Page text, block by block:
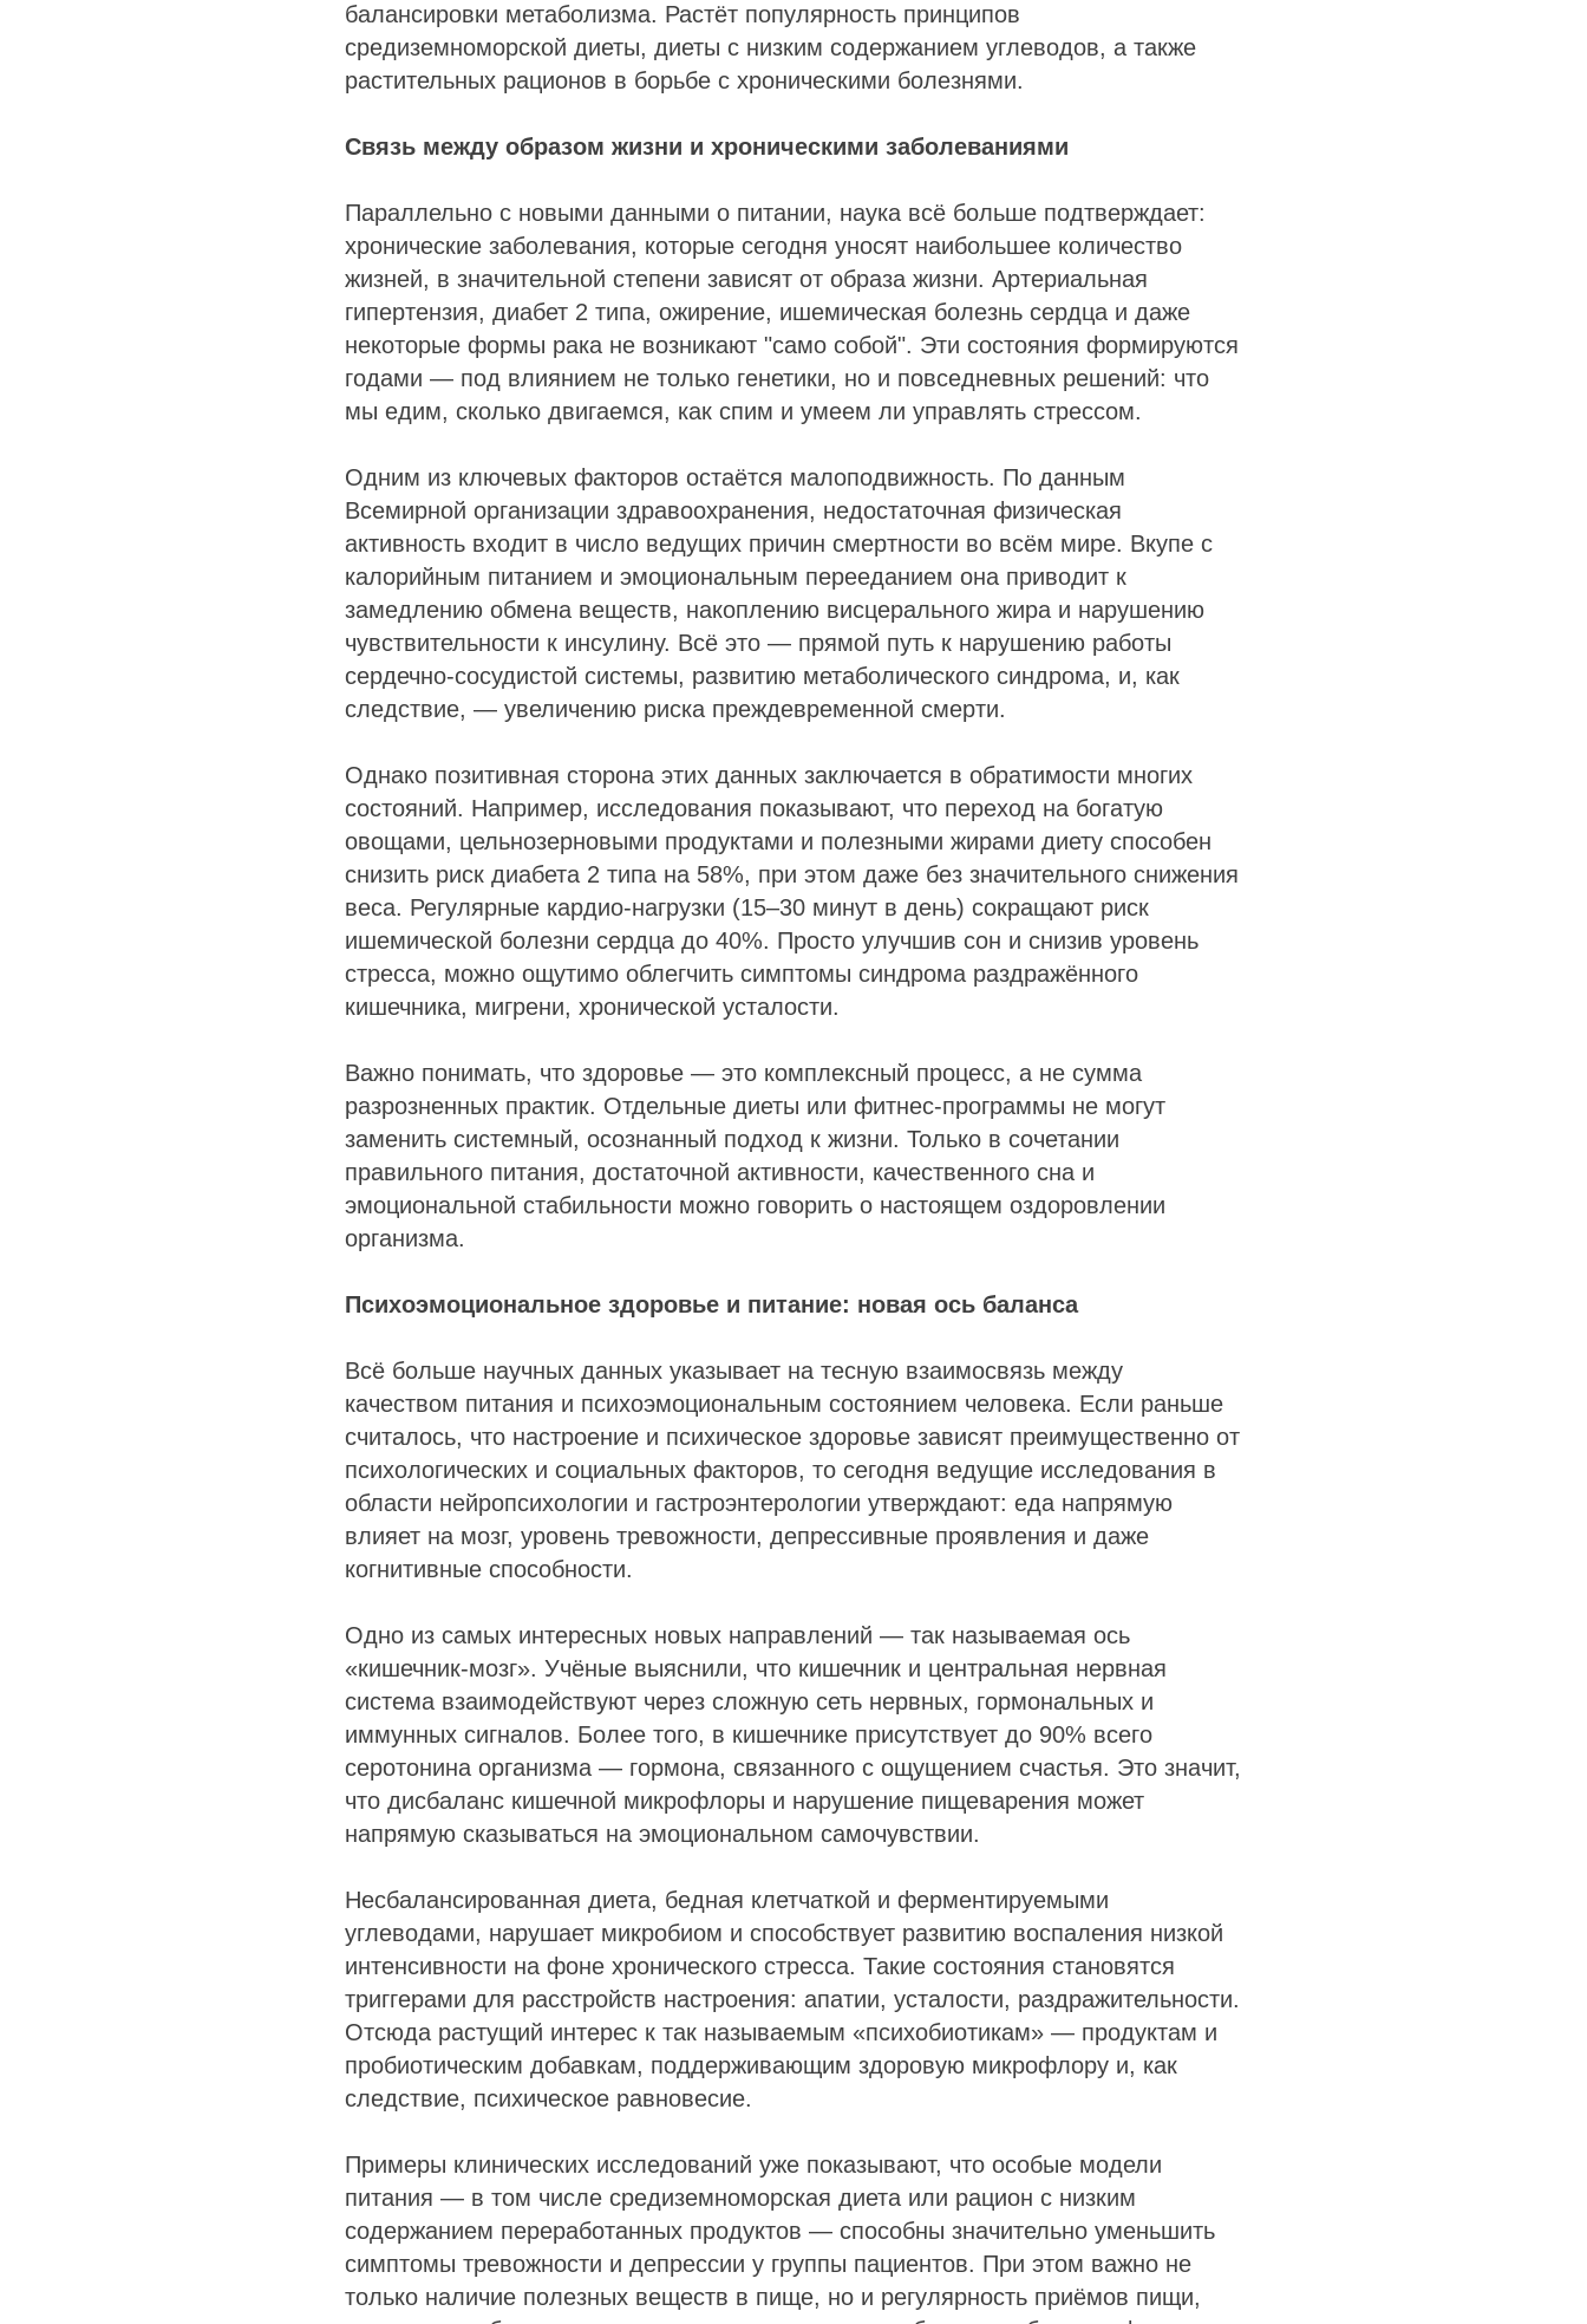
балансировки метаболизма. Растёт популярность принципов
средиземноморской диеты, диеты с низким содержанием углеводов, а также
растительных рационов в борьбе с хроническими болезнями.
Связь между образом жизни и хроническими заболеваниями
Параллельно с новыми данными о питании, наука всё больше подтверждает:
хронические заболевания, которые сегодня уносят наибольшее количество
жизней, в значительной степени зависят от образа жизни. Артериальная
гипертензия, диабет 2 типа, ожирение, ишемическая болезнь сердца и даже
некоторые формы рака не возникают "само собой". Эти состояния формируются
годами — под влиянием не только генетики, но и повседневных решений: что
мы едим, сколько двигаемся, как спим и умеем ли управлять стрессом.
Одним из ключевых факторов остаётся малоподвижность. По данным
Всемирной организации здравоохранения, недостаточная физическая
активность входит в число ведущих причин смертности во всём мире. Вкупе с
калорийным питанием и эмоциональным перееданием она приводит к
замедлению обмена веществ, накоплению висцерального жира и нарушению
чувствительности к инсулину. Всё это — прямой путь к нарушению работы
сердечно-сосудистой системы, развитию метаболического синдрома, и, как
следствие, — увеличению риска преждевременной смерти.
Однако позитивная сторона этих данных заключается в обратимости многих
состояний. Например, исследования показывают, что переход на богатую
овощами, цельнозерновыми продуктами и полезными жирами диету способен
снизить риск диабета 2 типа на 58%, при этом даже без значительного снижения
веса. Регулярные кардио-нагрузки (15–30 минут в день) сокращают риск
ишемической болезни сердца до 40%. Просто улучшив сон и снизив уровень
стресса, можно ощутимо облегчить симптомы синдрома раздражённого
кишечника, мигрени, хронической усталости.
Важно понимать, что здоровье — это комплексный процесс, а не сумма
разрозненных практик. Отдельные диеты или фитнес-программы не могут
заменить системный, осознанный подход к жизни. Только в сочетании
правильного питания, достаточной активности, качественного сна и
эмоциональной стабильности можно говорить о настоящем оздоровлении
организма.
Психоэмоциональное здоровье и питание: новая ось баланса
Всё больше научных данных указывает на тесную взаимосвязь между
качеством питания и психоэмоциональным состоянием человека. Если раньше
считалось, что настроение и психическое здоровье зависят преимущественно от
психологических и социальных факторов, то сегодня ведущие исследования в
области нейропсихологии и гастроэнтерологии утверждают: еда напрямую
влияет на мозг, уровень тревожности, депрессивные проявления и даже
когнитивные способности.
Одно из самых интересных новых направлений — так называемая ось
«кишечник-мозг». Учёные выяснили, что кишечник и центральная нервная
система взаимодействуют через сложную сеть нервных, гормональных и
иммунных сигналов. Более того, в кишечнике присутствует до 90% всего
серотонина организма — гормона, связанного с ощущением счастья. Это значит,
что дисбаланс кишечной микрофлоры и нарушение пищеварения может
напрямую сказываться на эмоциональном самочувствии.
Несбалансированная диета, бедная клетчаткой и ферментируемыми
углеводами, нарушает микробиом и способствует развитию воспаления низкой
интенсивности на фоне хронического стресса. Такие состояния становятся
триггерами для расстройств настроения: апатии, усталости, раздражительности.
Отсюда растущий интерес к так называемым «психобиотикам» — продуктам и
пробиотическим добавкам, поддерживающим здоровую микрофлору и, как
следствие, психическое равновесие.
Примеры клинических исследований уже показывают, что особые модели
питания — в том числе средиземноморская диета или рацион с низким
содержанием переработанных продуктов — способны значительно уменьшить
симптомы тревожности и депрессии у группы пациентов. При этом важно не
только наличие полезных веществ в пище, но и регулярность приёмов пищи,